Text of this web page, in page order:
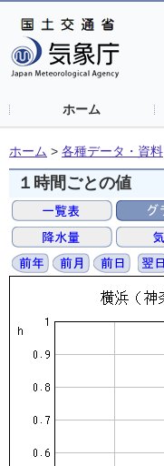
ホーム
ホーム > 各種データ・資料
１時間ごとの値